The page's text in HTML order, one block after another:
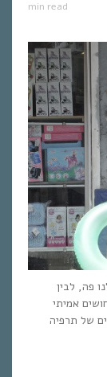
min read
פה, לבין
אמיתי
של תרפיה